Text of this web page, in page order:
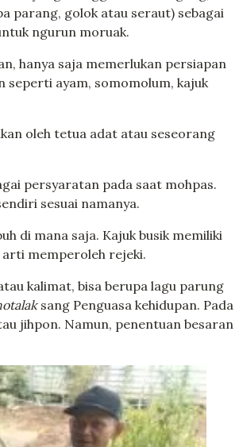
parang, golok atau seraut) sebagai
ngurun moruak.
hanya saja memerlukan persiapan
seperti ayam, somomolum, kajuk
oleh tetua adat atau seseorang
persyaratan pada saat mohpas.
sesuai namanya.
di mana saja. Kajuk busik memiliki
arti memperoleh rejeki.
kalimat, bisa berupa lagu parung
sang Penguasa kehidupan. Pada
jihpon. Namun, penentuan besaran